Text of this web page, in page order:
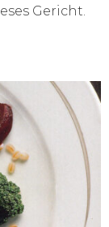
Gericht.